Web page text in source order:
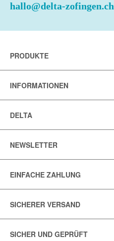
hallo@delta-zofingen.ch
PRODUKTE
INFORMATIONEN
DELTA
NEWSLETTER
EINFACHE ZAHLUNG
SICHERER VERSAND
SICHER UND GEPRÜFT